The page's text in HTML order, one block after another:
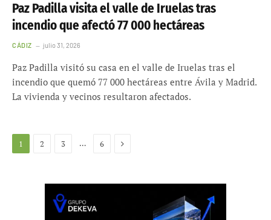
Paz Padilla visita el valle de Iruelas tras
incendio que afectó 77 000 hectáreas
CÁDIZ julio 31, 2026
Paz Padilla visitó su casa en el valle de Iruelas tras el
incendio que quemó 77 000 hectáreas entre Ávila y Madrid.
La vivienda y vecinos resultaron afectados.
1 2 3 … 6 Siguiente